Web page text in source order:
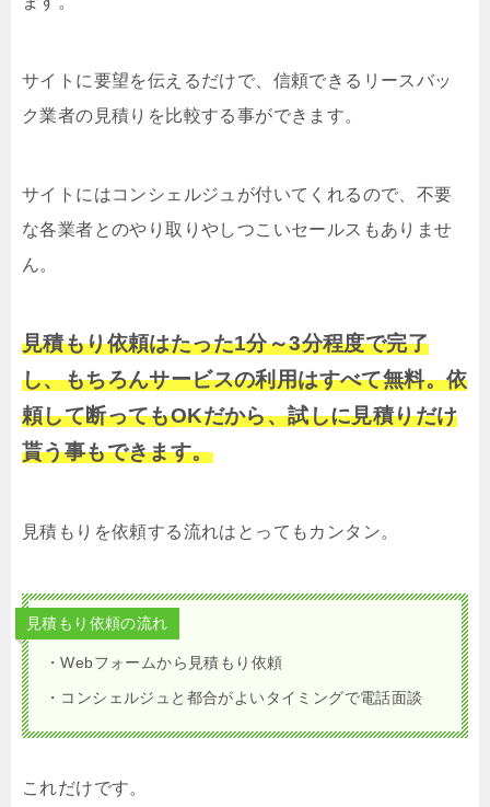
サイトに要望を伝えるだけで、信頼できるリースバッ
ク業者の見積りを比較する事ができます。
サイトにはコンシェルジュが付いてくれるので、不要
な各業者とのやり取りやしつこいセールスもありませ
ん。
見積もり依頼はたった1分～3分程度で完了
し、もちろんサービスの利用はすべて無料。依
頼して断ってもOKだから、試しに見積りだけ
貰う事もできます。
見積もりを依頼する流れはとってもカンタン。
見積もり依頼の流れ
・Webフォームから見積もり依頼
・コンシェルジュと都合がよいタイミングで電話面談
これだけです。